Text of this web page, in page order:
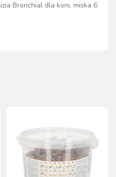
Bronchial dla koni, miska 6